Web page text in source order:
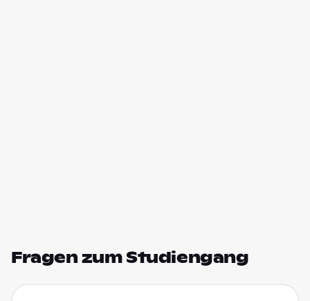
Fragen zum Studiengang